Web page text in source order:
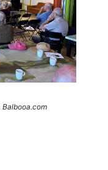
Balbooa.com